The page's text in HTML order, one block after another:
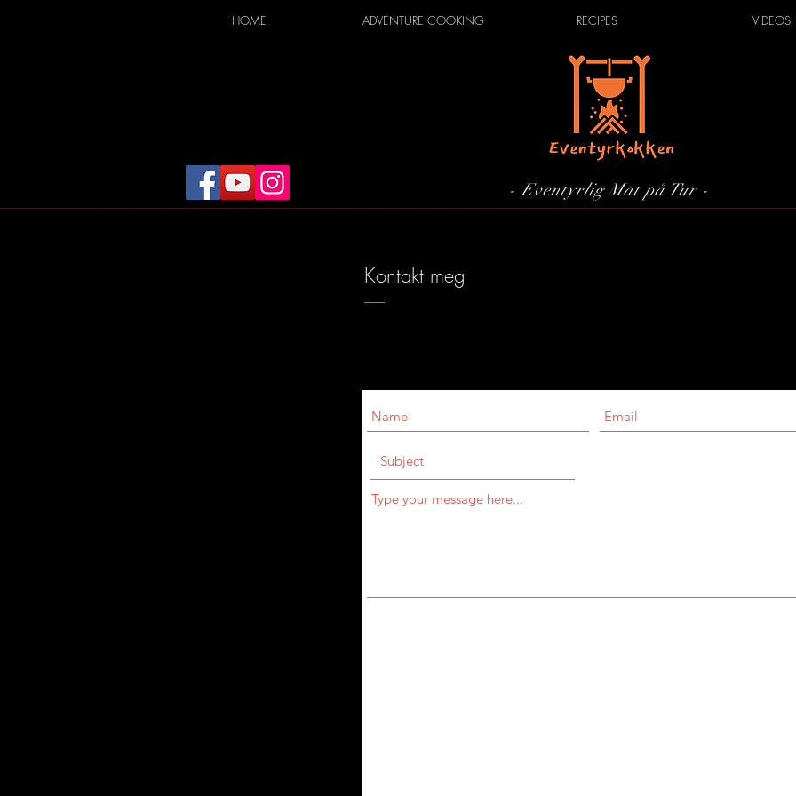
HOME ADVENTURE COOKING RECIPES VIDEOS
- Eventyrlig Mat på Tur -
Kontakt meg